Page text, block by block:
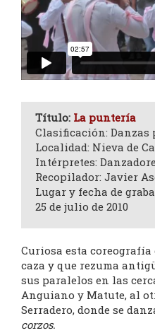
Título: La puntería
Clasificación: Danzas
Localidad: Nieva de
Intérpretes:
Recopilador: Javier
Lugar y fecha de
25 de julio de 2010
Curiosa esta coreografía
caza y que rezuma
sus paralelos en las
Anguiano y Matute, al
Serradero, donde se
corzos.